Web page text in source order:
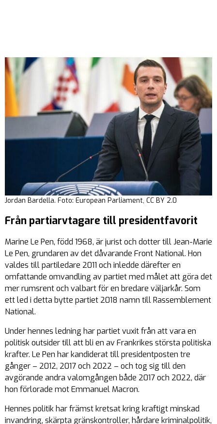
Jordan Bardella. Foto: European Parliament, CC BY 2.0
Från partiarvtagare till presidentfavorit
Marine Le Pen, född 1968, är jurist och dotter till Jean-Marie
Le Pen, grundaren av det dåvarande Front National. Hon
valdes till partiledare 2011 och inledde därefter en
omfattande omvandling av partiet med målet att göra det
mer rumsrent och valbart för en bredare väljarkår. Som
ett led i detta bytte partiet 2018 namn till Rassemblement
National.
Under hennes ledning har partiet vuxit från att vara en
politisk outsider till att bli en av Frankrikes största politiska
krafter. Le Pen har kandiderat till presidentposten tre
gånger – 2012, 2017 och 2022 – och tog sig till den
avgörande andra valomgången både 2017 och 2022, där
hon förlorade mot Emmanuel Macron.
Hennes politik har främst kretsat kring kraftigt minskad
invandring, skärpta gränskontroller, hårdare kriminalpolitik,